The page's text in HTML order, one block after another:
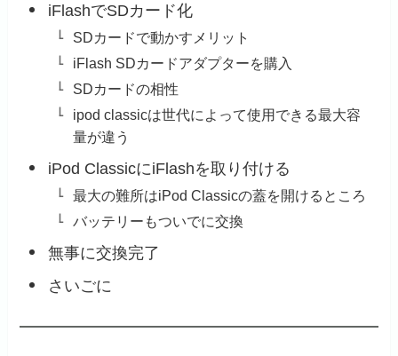
iFlashでSDカード化
SDカードで動かすメリット
iFlash SDカードアダプターを購入
SDカードの相性
ipod classicは世代によって使用できる最大容
量が違う
iPod ClassicにiFlashを取り付ける
最大の難所はiPod Classicの蓋を開けるところ
バッテリーもついでに交換
無事に交換完了
さいごに